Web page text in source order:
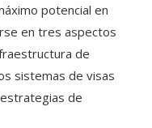
potencial en
en tres aspectos
de
sistemas de visas
de